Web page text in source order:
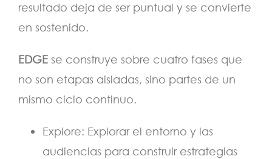
resultado deja de ser puntual y se convierte
en sostenido.
EDGE se construye sobre cuatro fases que
no son etapas aisladas, sino partes de un
mismo ciclo continuo.
Explore: Explorar el entorno y las
audiencias para construir estrategias